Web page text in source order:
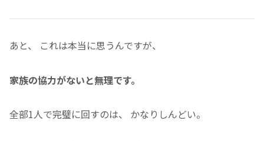
あと、 これは本当に思うんですが、
家族の協力がないと無理です。
全部1人で完璧に回すのは、 かなりしんどい。